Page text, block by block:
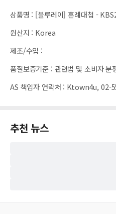
상품명 : [블루레이] 혼례대첩 -
원산지 : Korea
제조/수입 :
품질보증기준 : 관련법 및 소비자 분
AS 책임자 연락처 : Ktown4u, 02-
추천 뉴스